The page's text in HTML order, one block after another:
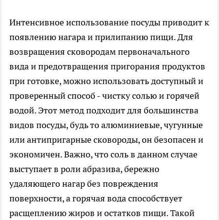
Интенсивное использование посуды приводит к
появлению нагара и прилипанию пищи. Для
возвращения сковородам первоначального
вида и предотвращения пригорания продуктов
при готовке, можно использовать доступный и
проверенный способ - чистку солью и горячей
водой. Этот метод подходит для большинства
видов посуды, будь то алюминиевые, чугунные
или антипригарные сковороды, он безопасен и
экономичен. Важно, что соль в данном случае
выступает в роли абразива, бережно
удаляющего нагар без повреждения
поверхности, а горячая вода способствует
расщеплению жиров и остатков пищи. Такой